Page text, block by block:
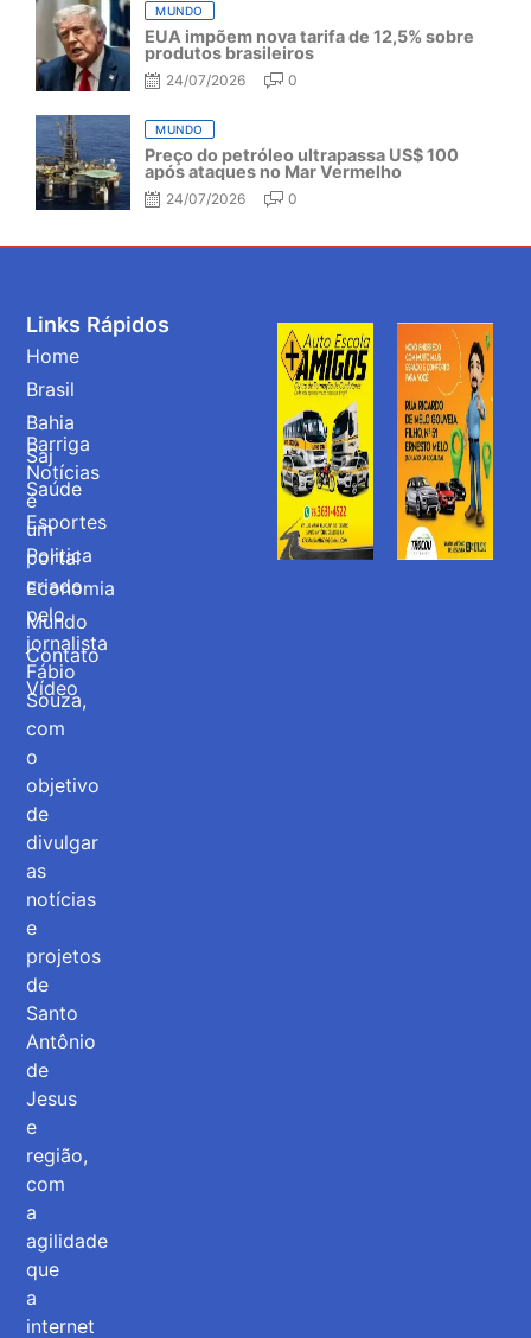
MUNDO
EUA impõem nova tarifa de 12,5% sobre
produtos brasileiros
24/07/2026 0
MUNDO
Preço do petróleo ultrapassa US$ 100
após ataques no Mar Vermelho
24/07/2026 0
Barriga
Notícias
é
um
portal
criado
pelo
jornalista
Fábio
Souza,
com
o
objetivo
de
divulgar
as
notícias
e
projetos
de
Santo
Antônio
de
Jesus
e
região,
com
a
agilidade
que
a
internet
Links Rápidos
Home
Brasil
Bahia
Saj
Saúde
Esportes
Politica
Economia
Mundo
Contato
Vídeo